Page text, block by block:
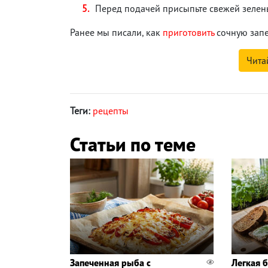
Перед подачей присыпьте свежей
Ранее мы писали, как приготовитьсочную
Теги: рецепты
Статьи по теме
Запеченная рыба с
Легкая